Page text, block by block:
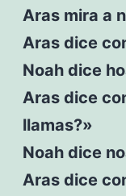
Aras mira a
Aras dice
Noah dice
Aras dice
llamas?»
Noah dice
Aras dice